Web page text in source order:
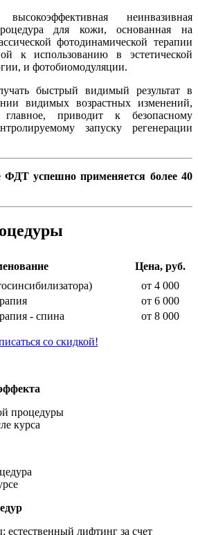
неинвазивная
для кожи, основанная на
фотодинамической терапии
к использованию в эстетической
и фотобиомодуляции.
быстрый видимый результат в
видимых возрастных изменений,
приводит к безопасному
запуску регенерации
успешно применяется более 40
Цена, руб.
от 4 000
от 6 000
- спина
от 8 000
со скидкой!
процедуры
курса
лифтинг за счет